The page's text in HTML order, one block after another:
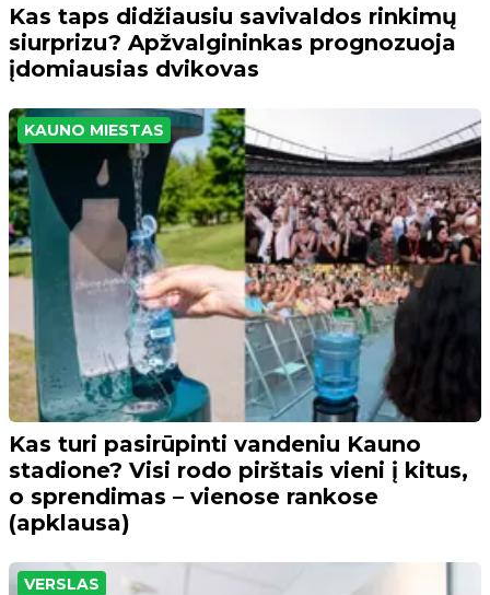
Kas taps didžiausiu savivaldos rinkimų
siurprizu? Apžvalgininkas prognozuoja
įdomiausias dvikovas
KAUNO MIESTAS
Kas turi pasirūpinti vandeniu Kauno
stadione? Visi rodo pirštais vieni į kitus,
o sprendimas – vienose rankose
(apklausa)
VERSLAS